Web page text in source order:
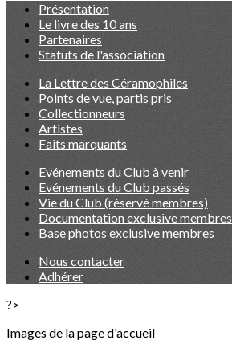
Présentation
Le livre des 10 ans
Partenaires
Statuts de l'association
La Lettre des Céramophiles
Points de vue, partis pris
Collectionneurs
Artistes
Faits marquants
Evénements du Club à venir
Evénements du Club passés
Vie du Club (réservé membres)
Documentation exclusive membres
Base photos exclusive membres
Nous contacter
Adhérer
?>
Images de la page d'accueil